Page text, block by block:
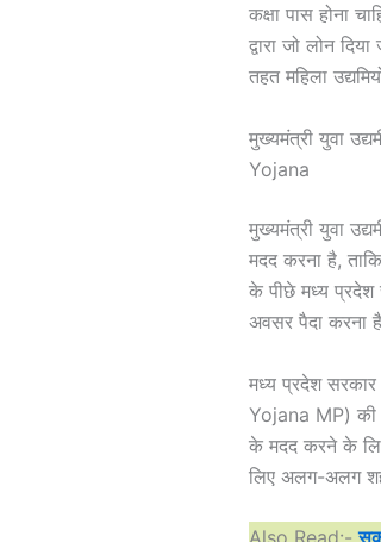
कक्षा पास होना
द्वारा जो लोन
तहत महिला
मुख्यमंत्री युवा
Yojana
मुख्यमंत्री युवा
मदद करना है,
के पीछे मध्य प्रदेश
अवसर पैदा करना
मध्य प्रदेश
Yojana MP) की
के मदद करने के
लिए अलग-अलग